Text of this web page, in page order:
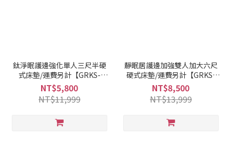
鈦淨眠護邊強化單人三尺半硬
式床墊/運費另計【GRKS-
070】
NT$5,800
NT$11,999
靜眠居護邊加強雙人加大六尺
硬式床墊/運費另計【GRKS-
069】
NT$8,500
NT$13,999